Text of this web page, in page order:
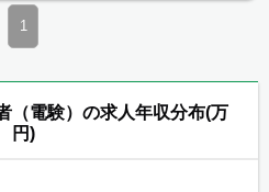
1
（電験）の求人年収分布(万
円)